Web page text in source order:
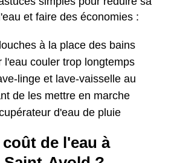
et faire des économies :
à la place des bains
l'eau couler trop longtemps
linge et lave-vaisselle au
de les mettre en marche
d'eau de pluie
de l'eau à